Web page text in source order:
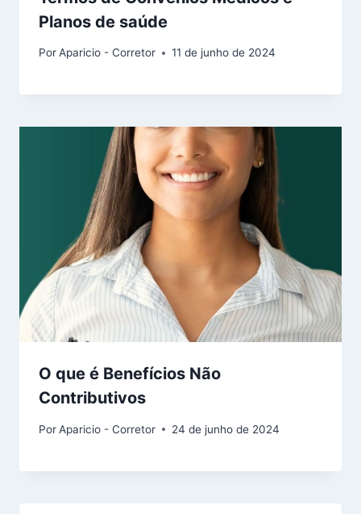
Planos de saúde
PorAparicio - Corretor 11 de junho de 2024
O que é Benefícios Não
Contributivos
PorAparicio - Corretor 24 de junho de 2024